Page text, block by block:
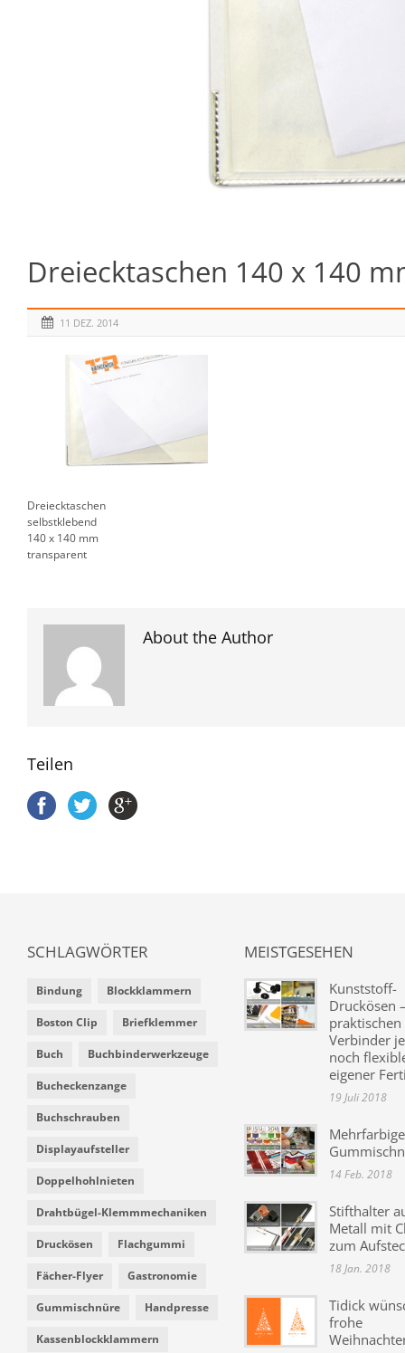
Dreiecktaschen 140 x 140
11 DEZ. 2014
Dreiecktaschen
selbstklebend
140 x 140 mm
transparent
About the Author
Teilen
SCHLAGWÖRTER
Bindung Blockklammern
Boston Clip Briefklemmer
Buch Buchbinderwerkzeuge
Bucheckenzange
Buchschrauben
Displayaufsteller
Doppelhohlnieten
Drahtbügel-Klemmmechaniken
Druckösen Flachgummi
Fächer-Flyer Gastronomie
Gummischnüre Handpresse
Kassenblockklammern
MEISTGESEHEN
Kunststoff-
Druckösen
praktischen
Verbinder
noch
eigener
19 Juli 2018
Mehrfarbige
14 Feb. 2018
Stifthalter
Metall mit
zum
18 Jan. 2018
Tidick
frohe